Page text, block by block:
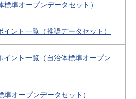
準オープンデータセット）
ント一覧（推奨データセット）
イント一覧（自治体標準オープン
オープンデータセット）